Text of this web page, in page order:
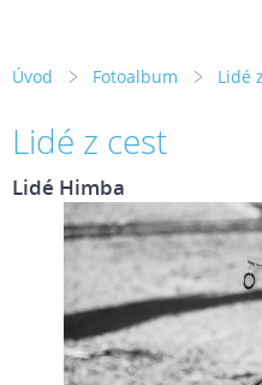
Úvod Fotoalbum Lidé
Lidé z cest
Lidé Himba